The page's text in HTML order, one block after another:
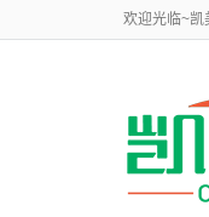
欢迎光临~凯